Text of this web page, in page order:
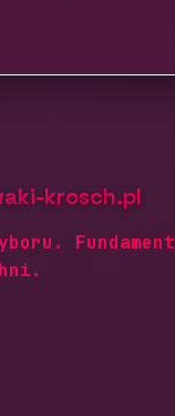
krosch.pl
Fundament